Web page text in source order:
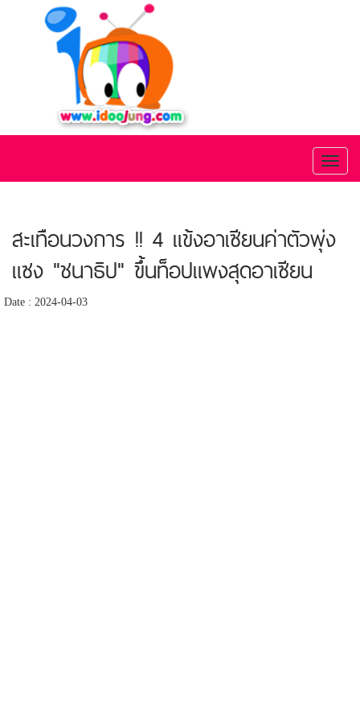
สะเทือนวงการ !! 4 แข้งอาเซียนค่าตัวพุ่ง
แซง "ชนาธิป" ขึ้นท็อปแพงสุดอาเซียน
Date : 2024-04-03